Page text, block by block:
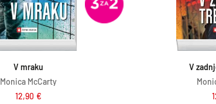
V mraku
Monica McCarty
12,90 €
Dodaj v košarico
V